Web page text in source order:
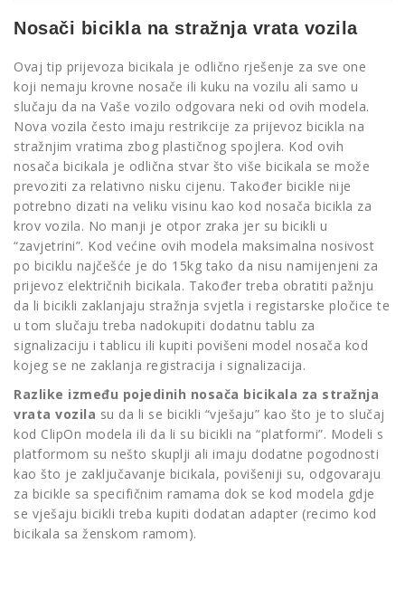
Nosači bicikla na stražnja vrata vozila
Ovaj tip prijevoza bicikala je odlično rješenje za sve one
koji nemaju krovne nosače ili kuku na vozilu ali samo u
slučaju da na Vaše vozilo odgovara neki od ovih modela.
Nova vozila često imaju restrikcije za prijevoz bicikla na
stražnjim vratima zbog plastičnog spojlera. Kod ovih
nosača bicikala je odlična stvar što više bicikala se može
prevoziti za relativno nisku cijenu. Također bicikle nije
potrebno dizati na veliku visinu kao kod nosača bicikla za
krov vozila. No manji je otpor zraka jer su bicikli u
“zavjetrini”. Kod većine ovih modela maksimalna nosivost
po biciklu najčešće je do 15kg tako da nisu namijenjeni za
prijevoz električnih bicikala. Također treba obratiti pažnju
da li bicikli zaklanjaju stražnja svjetla i registarske pločice te
u tom slučaju treba nadokupiti dodatnu tablu za
signalizaciju i tablicu ili kupiti povišeni model nosača kod
kojeg se ne zaklanja registracija i signalizacija.
Razlike između pojedinih nosača bicikala za stražnja
vrata vozila su da li se bicikli “vješaju” kao što je to slučaj
kod ClipOn modela ili da li su bicikli na “platformi”. Modeli s
platformom su nešto skuplji ali imaju dodatne pogodnosti
kao što je zaključavanje bicikala, povišeniji su, odgovaraju
za bicikle sa specifičnim ramama dok se kod modela gdje
se vješaju bicikli treba kupiti dodatan adapter (recimo kod
bicikala sa ženskom ramom).